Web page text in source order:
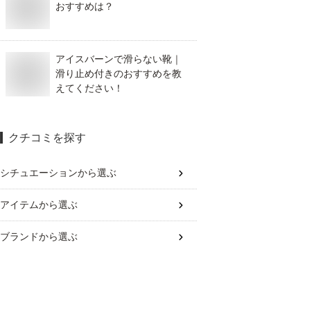
おすすめは？
アイスバーンで滑らない靴｜
滑り止め付きのおすすめを教
えてください！
クチコミを探す
シチュエーションから選ぶ
アイテムから選ぶ
ブランドから選ぶ